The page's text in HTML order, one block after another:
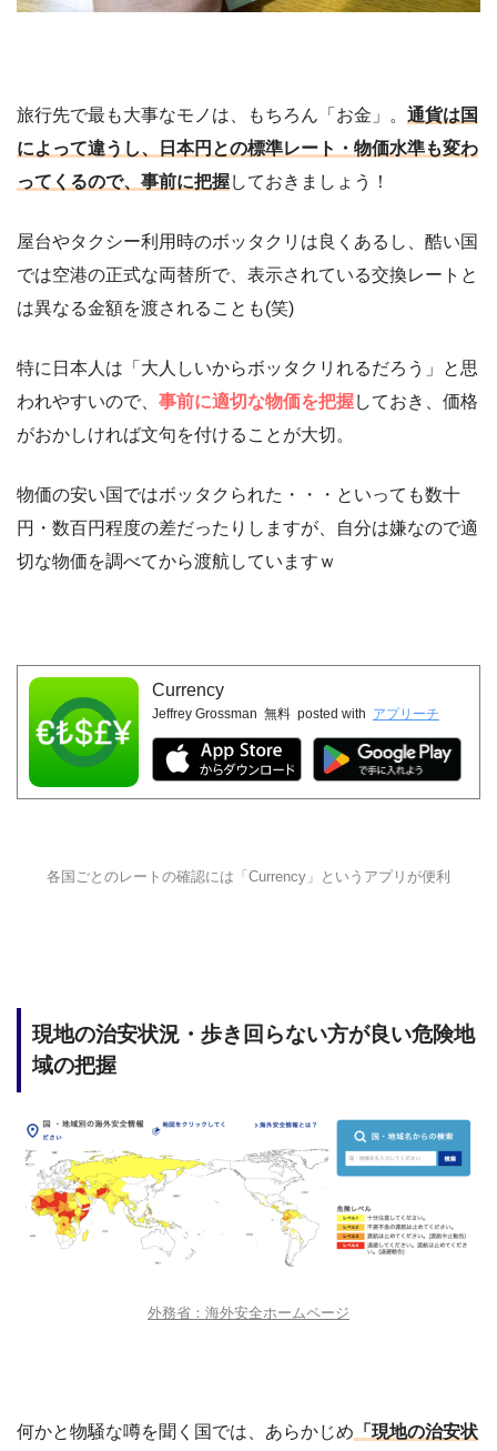
旅行先で最も大事なモノは、もちろん「お金」。 通貨は国
によって違うし、日本円との標準レート・物価水準も変わ
ってくるので、事前に把握しておきましょう！
屋台やタクシー利用時のボッタクリは良くあるし、酷い国
では空港の正式な両替所で、表示されている交換レートと
は異なる金額を渡されることも(笑)
特に日本人は「大人しいからボッタクリれるだろう」と思
われやすいので、 事前に適切な物価を把握しておき、価格
がおかしければ文句を付けることが大切。
物価の安い国ではボッタクられた・・・といっても数十
円・数百円程度の差だったりしますが、自分は嫌なので適
切な物価を調べてから渡航していますｗ
Currency
Jeffrey Grossman 無料 posted with アプリーチ
各国ごとのレートの確認には「Currency」というアプリが便利
現地の治安状況・歩き回らない方が良い危険地
域の把握
外務省：海外安全ホームページ
何かと物騒な噂を聞く国では、あらかじめ 「現地の治安状